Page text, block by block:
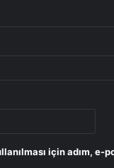
için adım, e-